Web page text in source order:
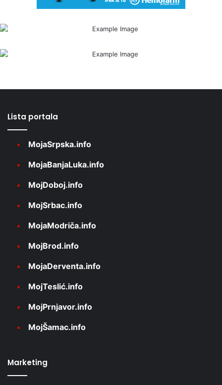
Lista portala
MojaSrpska.info
MojaBanjaLuka.info
MojDoboj.info
MojSrbac.info
MojaModriča.info
MojBrod.info
MojaDerventa.info
MojTeslić.info
MojPrnjavor.info
MojŠamac.info
Marketing